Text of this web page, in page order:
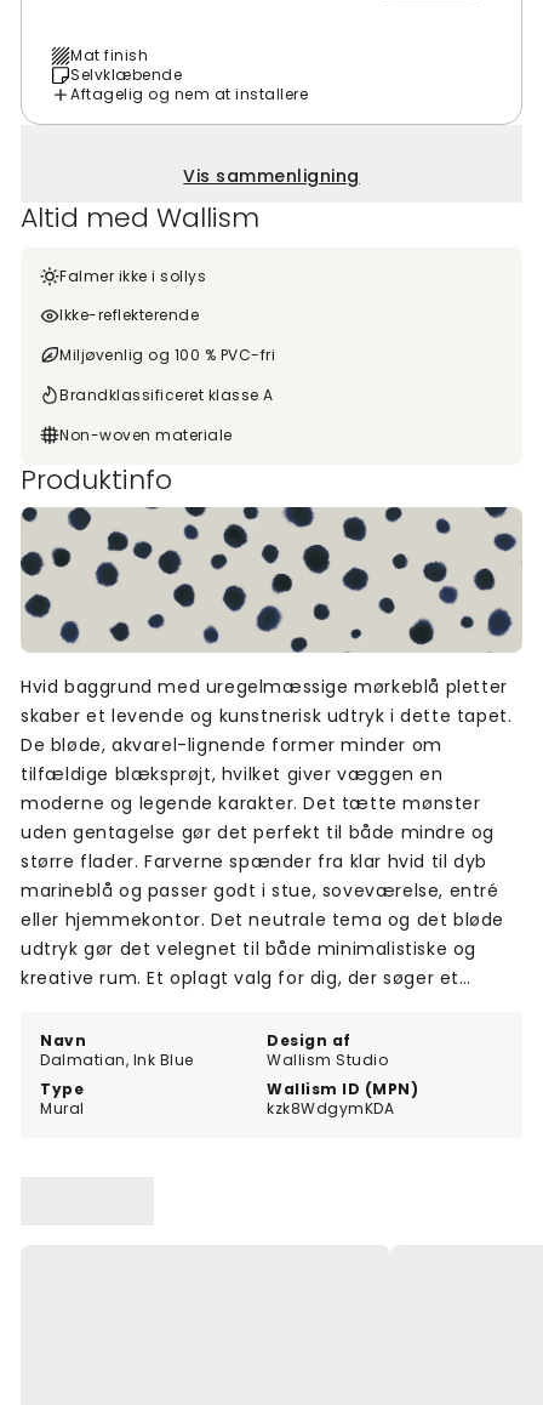
Mat finish
Selvklæbende
Aftagelig og nem at installere
Vis sammenligning
Altid med Wallism
Falmer ikke i sollys
Ikke-reflekterende
Miljøvenlig og 100 % PVC-fri
Brandklassificeret klasse A
Non-woven materiale
Produktinfo
Navn
Dalmatian, Ink Blue
Design af
Wallism Studio
Type
Mural
Wallism ID (MPN)
kzk8WdgymKDA
Hvid baggrund med uregelmæssige mørkeblå pletter
skaber et levende og kunstnerisk udtryk i dette tapet.
De bløde, akvarel-lignende former minder om
tilfældige blæksprøjt, hvilket giver væggen en
moderne og legende karakter. Det tætte mønster
uden gentagelse gør det perfekt til både mindre og
større flader. Farverne spænder fra klar hvid til dyb
marineblå og passer godt i stue, soveværelse, entré
eller hjemmekontor. Det neutrale tema og det bløde
udtryk gør det velegnet til både minimalistiske og
kreative rum. Et oplagt valg for dig, der søger et